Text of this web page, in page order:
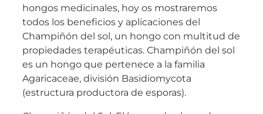
hongos medicinales, hoy os mostraremos
todos los beneficios y aplicaciones del
Champiñón del sol, un hongo con multitud de
propiedades terapéuticas. Champiñón del sol
es un hongo que pertenece a la familia
Agaricaceae, división Basidiomycota
(estructura productora de esporas).